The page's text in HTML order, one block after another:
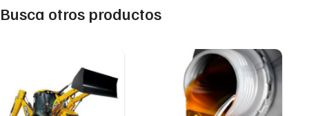
Busca otros productos